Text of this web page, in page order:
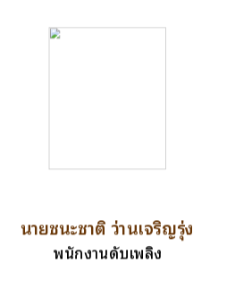
นายชนะชาติ ว่านเจริญรุ่ง
พนักงานดับเพลิง